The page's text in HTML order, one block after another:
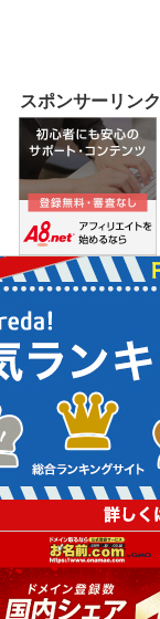
スポンサーリンク